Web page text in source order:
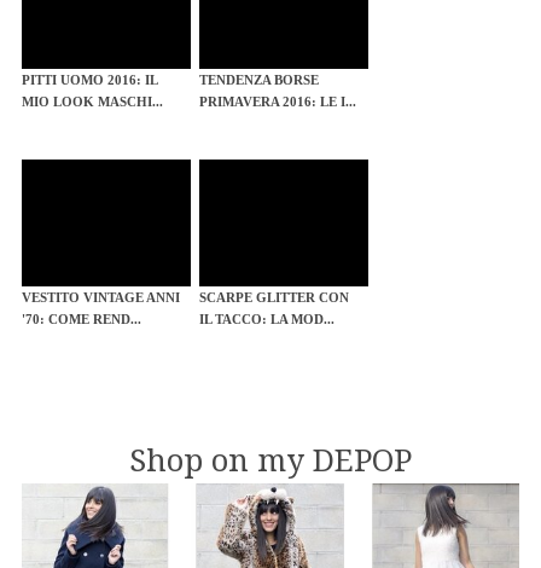
PITTI UOMO 2016: IL
MIO LOOK MASCHI...
TENDENZA BORSE
PRIMAVERA 2016: LE I...
VESTITO VINTAGE ANNI
'70: COME REND...
SCARPE GLITTER CON
IL TACCO: LA MOD...
Shop on my DEPOP